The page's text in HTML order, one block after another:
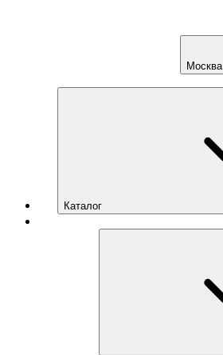
Москва
Каталог